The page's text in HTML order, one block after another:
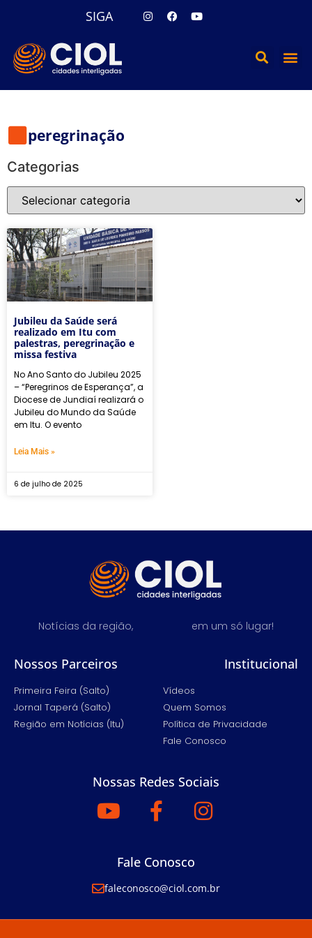
SIGA
peregrinação
Categorias
Jubileu da Saúde será
realizado em Itu com
palestras, peregrinação e
missa festiva
No Ano Santo do Jubileu 2025
– “Peregrinos de Esperança”, a
Diocese de Jundiaí realizará o
Jubileu do Mundo da Saúde
em Itu. O evento
Leia Mais »
6 de julho de 2025
Notícias da região, em um só lugar!
Nossos Parceiros
Primeira Feira (Salto)
Jornal Taperá (Salto)
Região em Notícias (Itu)
Institucional
Vídeos
Quem Somos
Política de Privacidade
Fale Conosco
Nossas Redes Sociais
Fale Conosco
faleconosco@ciol.com.br